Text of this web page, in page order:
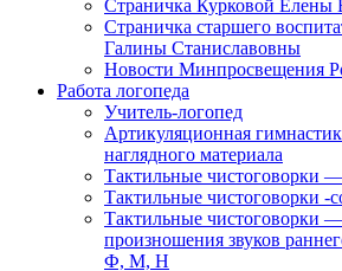
Страничка Курковой
Страничка старшего
Галины Станиславовны
Новости Минпросвещения
Работа логопеда
Учитель-логопед
Артикуляционная
наглядного материала
Тактильные чистоговорки
Тактильные чистоговорки -
Тактильные чистоговорки
произношения звуков
Ф, М, Н